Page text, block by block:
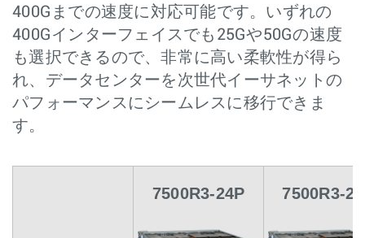
400Gまでの速度に対応可能です。いずれの
400Gインターフェイスでも25Gや50Gの速度
も選択できるので、非常に高い柔軟性が得ら
れ、データセンターを次世代イーサネットの
パフォーマンスにシームレスに移行できま
す。
7500R3-24P 7500R3-